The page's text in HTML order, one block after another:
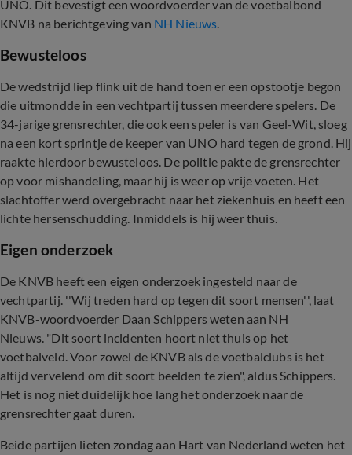
UNO. Dit bevestigt een woordvoerder van de voetbalbond
KNVB na berichtgeving van NH Nieuws.
Bewusteloos
De wedstrijd liep flink uit de hand toen er een opstootje begon
die uitmondde in een vechtpartij tussen meerdere spelers. De
34-jarige grensrechter, die ook een speler is van Geel-Wit, sloeg
na een kort sprintje de keeper van UNO hard tegen de grond. Hij
raakte hierdoor bewusteloos. De politie pakte de grensrechter
op voor mishandeling, maar hij is weer op vrije voeten. Het
slachtoffer werd overgebracht naar het ziekenhuis en heeft een
lichte hersenschudding. Inmiddels is hij weer thuis.
Eigen onderzoek
De KNVB heeft een eigen onderzoek ingesteld naar de
vechtpartij. ''Wij treden hard op tegen dit soort mensen'', laat
KNVB-woordvoerder Daan Schippers weten aan NH
Nieuws. "Dit soort incidenten hoort niet thuis op het
voetbalveld. Voor zowel de KNVB als de voetbalclubs is het
altijd vervelend om dit soort beelden te zien", aldus Schippers.
Het is nog niet duidelijk hoe lang het onderzoek naar de
grensrechter gaat duren.
Beide partijen lieten zondag aan Hart van Nederland weten het